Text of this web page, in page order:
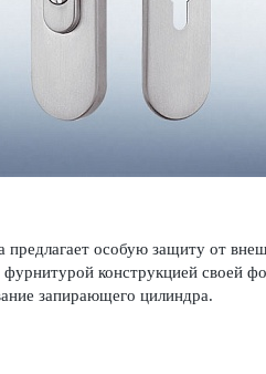
особую защиту от
конструкцией своей
запи­рающего цилиндра.